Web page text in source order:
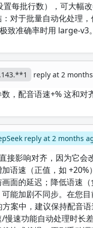
置每批行数），可大幅
对于批量自动化处理
致准确率时用 large-v3。
reply at 2
，配音语速+% 这和对
reply at 2 months
接影响对齐，因为它会
语速（正值，如 +20%
面的延迟；降低语速（
能加剧不同步。在您目
方案中，建议保持配音
慢速功能自动处理时长